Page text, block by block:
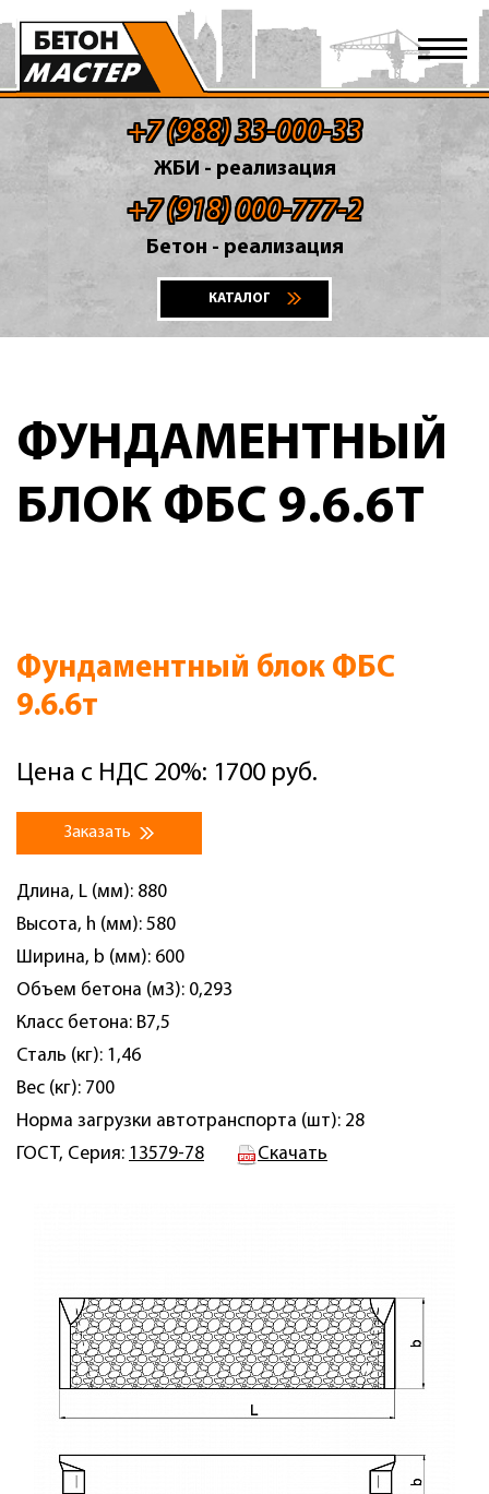
+7 (988) 33-000-33
ЖБИ - реализация
+7 (918) 000-777-2
Бетон - реализация
КАТАЛОГ
ФУНДАМЕНТНЫЙ
БЛОК ФБС 9.6.6Т
Фундаментный блок ФБС
9.6.6т
Цена с НДС 20%: 1700 руб.
Заказать
Длина, L (мм): 880
Высота, h (мм): 580
Ширина, b (мм): 600
Объем бетона (м3): 0,293
Класс бетона: B7,5
Сталь (кг): 1,46
Вес (кг): 700
Норма загрузки автотранспорта (шт): 28
ГОСТ, Серия: 13579-78 Скачать